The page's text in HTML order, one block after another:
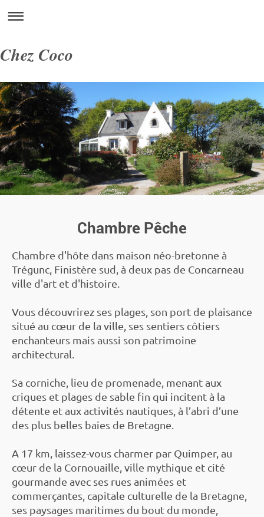
Chez Coco
Chambre Pêche
Chambre d'hôte dans maison néo-bretonne à
Trégunc, Finistère sud, à deux pas de Concarneau
ville d'art et d'histoire.
Vous découvrirez ses plages, son port de plaisance
situé au cœur de la ville, ses sentiers côtiers
enchanteurs mais aussi son patrimoine
architectural.
Sa corniche, lieu de promenade, menant aux
criques et plages de sable fin qui incitent à la
détente et aux activités nautiques, à l’abri d’une
des plus belles baies de Bretagne.
A 17 km, laissez-vous charmer par Quimper, au
cœur de la Cornouaille, ville mythique et cité
gourmande avec ses rues animées et
commerçantes, capitale culturelle de la Bretagne,
ses paysages maritimes du bout du monde,